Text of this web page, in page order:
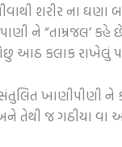
શરીર ના ઘણા
ને “તામ્રજલ’
આઠ કલાક રાખેલું
ખાણીપીણી ને
જ ગઠીયા વા